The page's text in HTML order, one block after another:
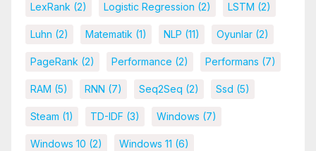
LexRank (2) Logistic Regression (2) LSTM (2)
Luhn (2) Matematik (1) NLP (11) Oyunlar (2)
PageRank (2) Performance (2) Performans (7)
RAM (5) RNN (7) Seq2Seq (2) Ssd (5)
Steam (1) TD-IDF (3) Windows (7)
Windows 10 (2) Windows 11 (6)